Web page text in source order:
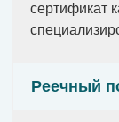
сертификат
Реечный